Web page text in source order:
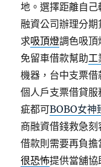
地。選擇距離自
融資公司辦理分
求吸頂燈調色吸頂
免留車借款幫助工
機器，台中支票
個人戶支票借貸
疵都可BOBO女神
商融資借錢救急刻
借款則需要再負
很恐怖提供當舖